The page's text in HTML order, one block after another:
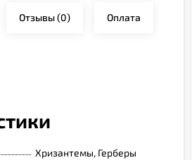
Отзывы(0) Оплата
Хризантемы, Герберы